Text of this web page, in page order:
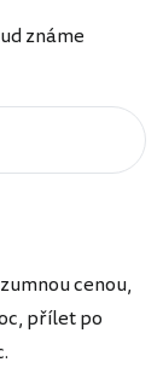
známe
cenou,
přílet po